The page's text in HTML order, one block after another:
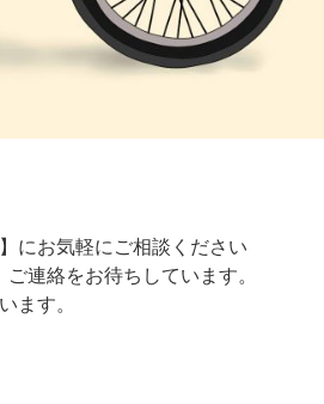
にお気軽にご相談ください
連絡をお待ちしています。
ます。